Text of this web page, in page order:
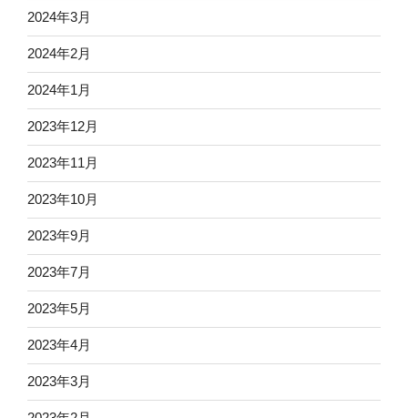
2024年3月
2024年2月
2024年1月
2023年12月
2023年11月
2023年10月
2023年9月
2023年7月
2023年5月
2023年4月
2023年3月